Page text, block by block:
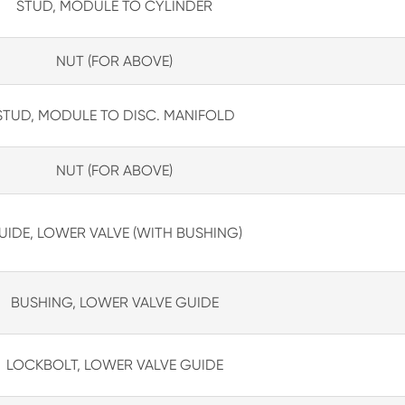
STUD, MODULE TO CYLINDER
NUT (FOR ABOVE)
MODULE TO DISC. MANIFOLD
NUT (FOR ABOVE)
LOWER VALVE (WITH BUSHING)
BUSHING, LOWER VALVE GUIDE
LOCKBOLT, LOWER VALVE GUIDE